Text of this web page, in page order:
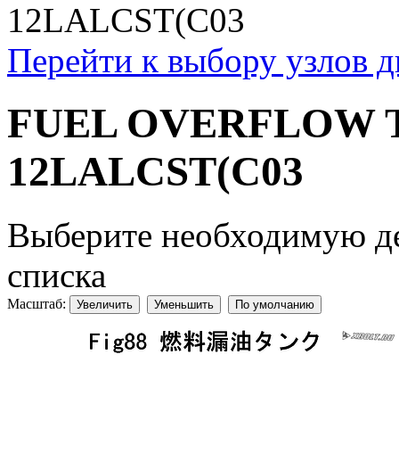
12LALCST(C03
Перейти к выбору узлов
FUEL OVERFLOW
12LALCST(C03
Выберите необходимую
списка
Масштаб: Увеличить Уменьшить По умолчанию